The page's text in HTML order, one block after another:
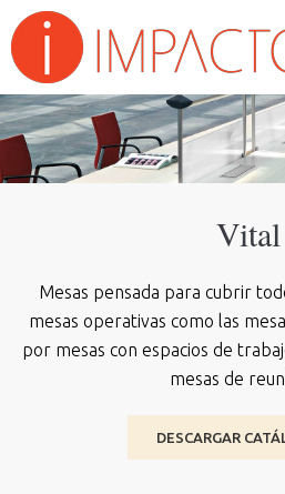
Vital
Mesas pensada para cubrir
mesas operativas como las
por mesas con espacios de
mesas de
DESCARGAR